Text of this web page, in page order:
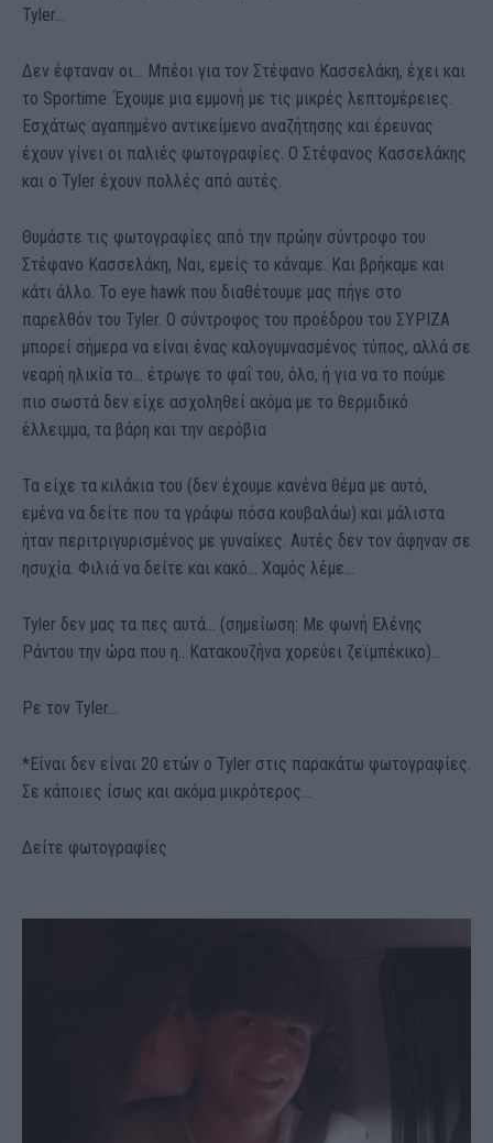
Tyler…
Δεν έφταναν οι… Μπέοι για τον Στέφανο Κασσελάκη, έχει και
το Sportime. Έχουμε μια εμμονή με τις μικρές λεπτομέρειες.
Εσχάτως αγαπημένο αντικείμενο αναζήτησης και έρευνας
έχουν γίνει οι παλιές φωτογραφίες. Ο Στέφανος Κασσελάκης
και ο Tyler έχουν πολλές από αυτές.
Θυμάστε τις φωτογραφίες από την πρώην σύντροφο του
Στέφανο Κασσελάκη; Ναι, εμείς το κάναμε. Και βρήκαμε και
κάτι άλλο. Το eye hawk που διαθέτουμε μας πήγε στο
παρελθόν του Tyler. Ο σύντροφος του προέδρου του ΣΥΡΙΖΑ
μπορεί σήμερα να είναι ένας καλογυμνασμένος τύπος, αλλά σε
νεαρή ηλικία το… έτρωγε το φαΐ του, όλο, ή για να το πούμε
πιο σωστά δεν είχε ασχοληθεί ακόμα με το θερμιδικό
έλλειμμα, τα βάρη και την αερόβια
Τα είχε τα κιλάκια του (δεν έχουμε κανένα θέμα με αυτό,
εμένα να δείτε που τα γράφω πόσα κουβαλάω) και μάλιστα
ήταν περιτριγυρισμένος με γυναίκες. Αυτές δεν τον άφηναν σε
ησυχία. Φιλιά να δείτε και κακό… Χαμός λέμε…
Tyler δεν μας τα πες αυτά… (σημείωση: Με φωνή Ελένης
Ράντου την ώρα που η.. Κατακουζήνα χορεύει ζεϊμπέκικο)…
Ρε τον Tyler…
*Είναι δεν είναι 20 ετών ο Tyler στις παρακάτω φωτογραφίες.
Σε κάποιες ίσως και ακόμα μικρότερος…
Δείτε φωτογραφίες